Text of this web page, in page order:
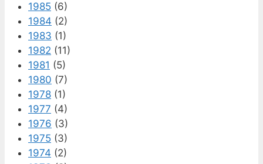
1985 (6)
1984 (2)
1983 (1)
1982 (11)
1981 (5)
1980 (7)
1978 (1)
1977 (4)
1976 (3)
1975 (3)
1974 (2)